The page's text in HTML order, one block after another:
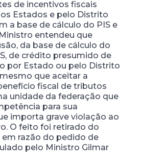
de incentivos fiscais
Estados e pelo Distrito
a base de cálculo do PIS e
Ministro entendeu que
da base de cálculo do
de crédito presumido de
por Estado ou pelo Distrito
que aceitar a
fiscal de tributos
unidade da federação que
para sua
importa grave violação ao
O feito foi retirado do
em razão do pedido de
pelo Ministro Gilmar